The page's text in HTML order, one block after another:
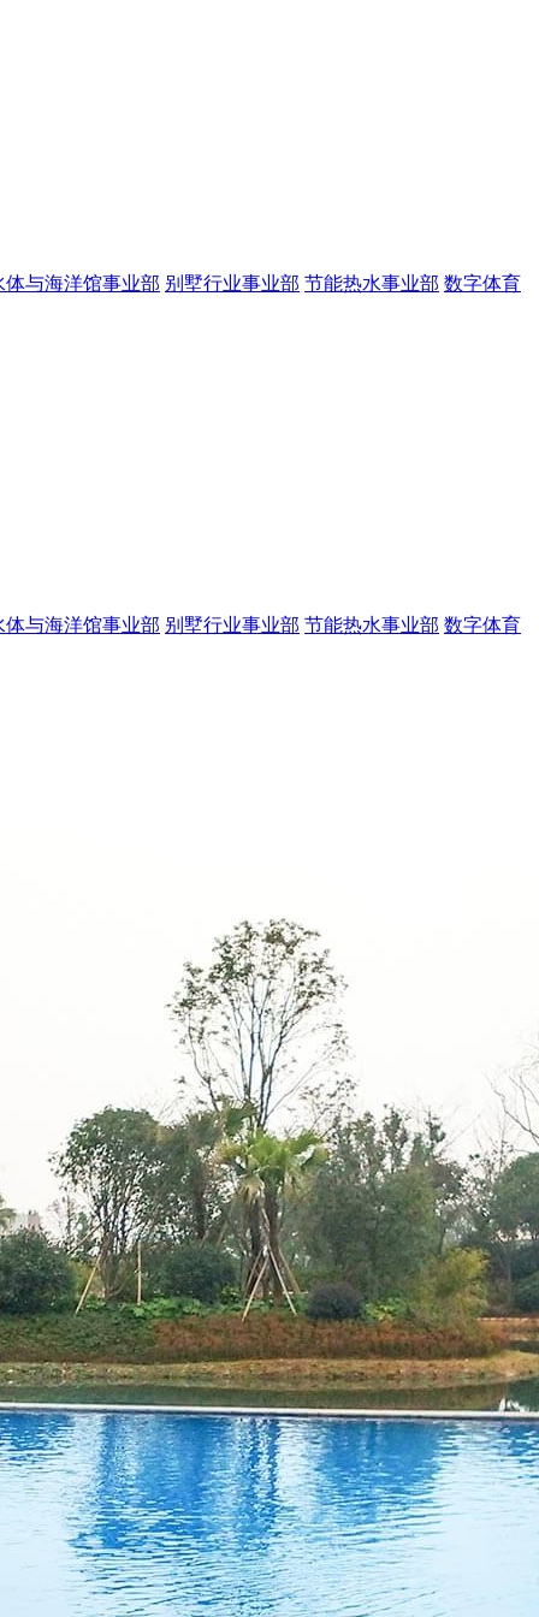
体与海洋馆事业部 别墅行业事业部 节能热水事业部 数字体育
体与海洋馆事业部 别墅行业事业部 节能热水事业部 数字体育